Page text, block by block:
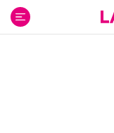
contenido